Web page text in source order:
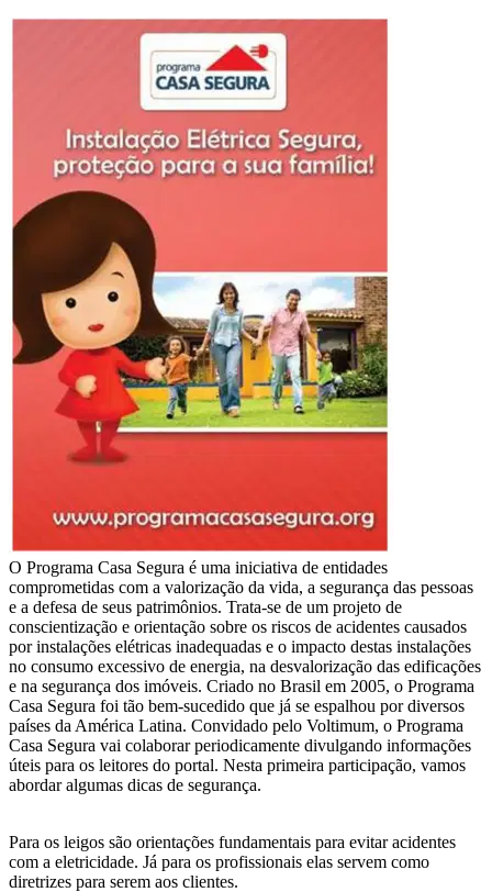
O Programa Casa Segura é uma iniciativa de entidades
comprometidas com a valorização da vida, a segurança das pessoas
e a defesa de seus patrimônios. Trata-se de um projeto de
conscientização e orientação sobre os riscos de acidentes causados
por instalações elétricas inadequadas e o impacto destas instalações
no consumo excessivo de energia, na desvalorização das edificações
e na segurança dos imóveis. Criado no Brasil em 2005, o Programa
Casa Segura foi tão bem-sucedido que já se espalhou por diversos
países da América Latina. Convidado pelo Voltimum, o Programa
Casa Segura vai colaborar periodicamente divulgando informações
úteis para os leitores do portal. Nesta primeira participação, vamos
abordar algumas dicas de segurança.
Para os leigos são orientações fundamentais para evitar acidentes
com a eletricidade. Já para os profissionais elas servem como
diretrizes para serem aos clientes.